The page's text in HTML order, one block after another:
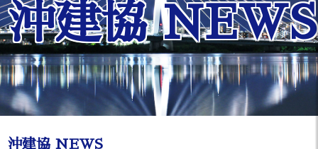
沖建協 NEWS
沖建協 NEWS